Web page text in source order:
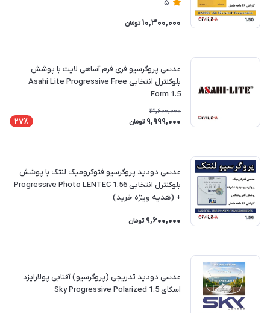
5
10,300,000 تومان
عدسی پروگرسیو فری فرم آساهی لایت با پوشش
بلوکنترل انتخابی Asahi Lite Progressive Free
Form 1.5
13,600,000
9,999,000 تومان 27٪
عدسی دودید پروگرسیو فتوکرومیک لنتک با پوشش
بلوکنترل انتخابی Progressive Photo LENTEC 1.56
+ (هدیه ویژه خرید)
9,600,000 تومان
عدسی دودید تدریجی (پروگرسیو) آفتابی پولارایزد
اسکای Sky Progressive Polarized 1.5